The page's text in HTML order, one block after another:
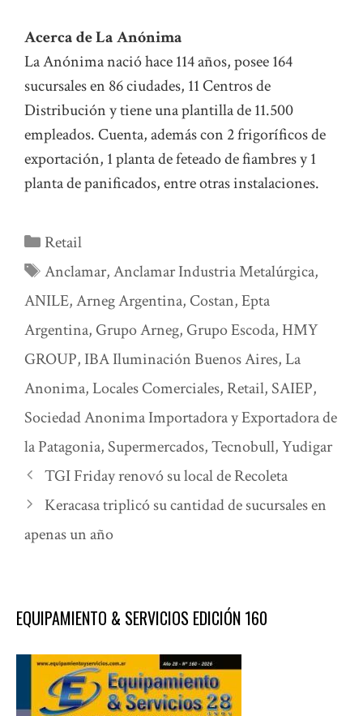
Acerca de La Anónima
La Anónima nació hace 114 años, posee 164
sucursales en 86 ciudades, 11 Centros de
Distribución y tiene una plantilla de 11.500
empleados. Cuenta, además con 2 frigoríficos de
exportación, 1 planta de feteado de fiambres y 1
planta de panificados, entre otras instalaciones.
Categorías
Retail
Etiquetas
Anclamar,Anclamar Industria Metalúrgica,
ANILE,Arneg Argentina, Costan,Epta
Argentina, Grupo Arneg, Grupo Escoda, HMY
GROUP, IBA Iluminación Buenos Aires,La
Anonima,Locales Comerciales, Retail, SAIEP,
Sociedad Anonima Importadora y Exportadora de
la Patagonia, Supermercados,Tecnobull,Yudigar
TGI Friday renovó su local de Recoleta
Keracasa triplicó su cantidad de sucursales en
apenas un año
EQUIPAMIENTO & SERVICIOS EDICIÓN 160